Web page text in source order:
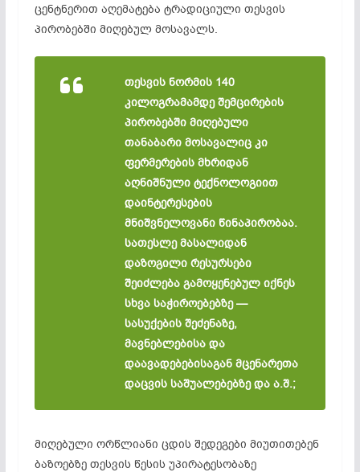
ცენტნერით აღემატება ტრადიციული თესვის
პირობებში მიღებულ მოსავალს.
თესვის ნორმის 140
კილოგრამამდე შემცირების
პირობებში მიღებული
თანაბარი მოსავალიც კი
ფერმერების მხრიდან
აღნიშნული ტექნოლოგიით
დაინტერესების
მნიშვნელოვანი წინაპირობაა.
სათესლე მასალიდან
დაზოგილი რესურსები
შეიძლება გამოყენებულ იქნეს
სხვა საჭიროებებზე —
სასუქების შეძენაზე,
მავნებლებისა და
დაავადებებისაგან მცენარეთა
დაცვის საშუალებებზე და ა.შ.;
მიღებული ორწლიანი ცდის შედეგები მიუთითებენ
ბაზოებზე თესვის წესის უპირატესობაზე